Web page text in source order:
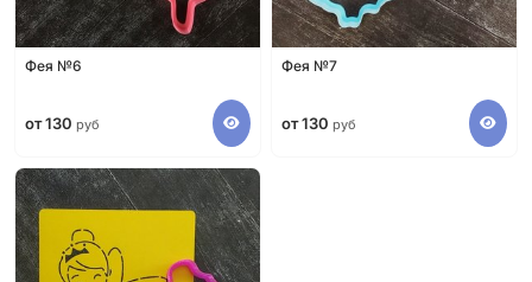
Фея №6
от 130 руб
Фея №7
от 130 руб